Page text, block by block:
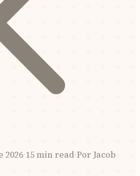
2026·15 min read·Por Jacob